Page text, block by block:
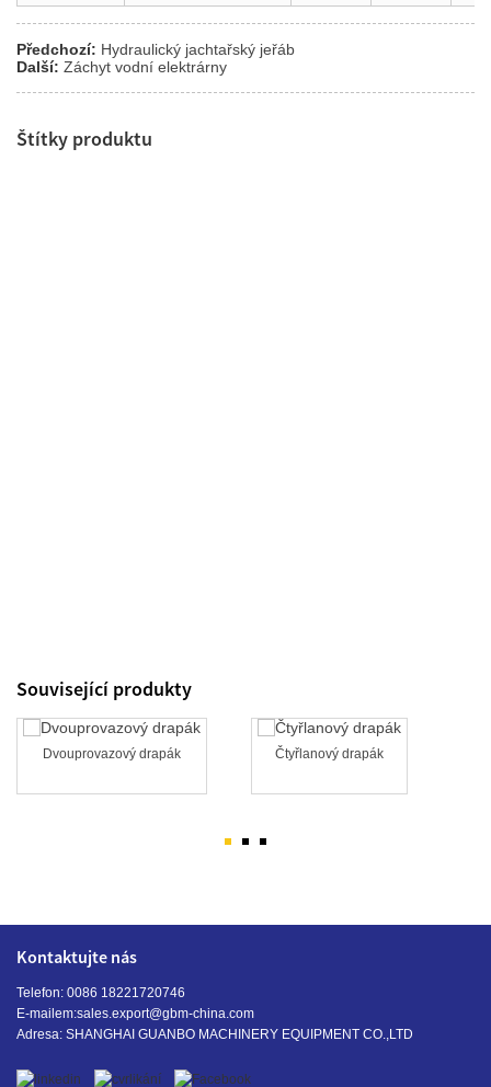
Předchozí: Hydraulický jachtařský jeřáb
Další: Záchyt vodní elektrárny
Štítky produktu
Související produkty
Dvouprovazový drapák Čtyřlanový drapák
Kontaktujte nás
Telefon: 0086 18221720746
E-mailem:sales.export@gbm-china.com
Adresa: SHANGHAI GUANBO MACHINERY EQUIPMENT CO.,LTD